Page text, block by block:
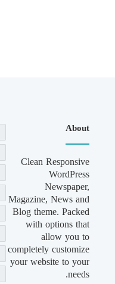
About
Clean Responsive
WordPress
Newspaper,
Magazine, News and
Blog theme. Packed
with options that
allow you to
completely customize
your website to your
needs.